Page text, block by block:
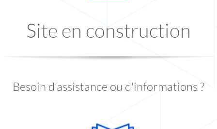
Site en construction
Besoin d'assistance ou d'informations ?